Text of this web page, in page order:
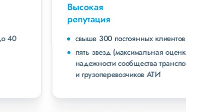
свыше 300 постоянных клиентов
пять звезд (максимальная оценка) в рейтинге
надежности сообщества транспортных компаний
и грузоперевозчиков АТИ